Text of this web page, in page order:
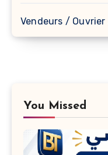
Vendeurs /
You Missed